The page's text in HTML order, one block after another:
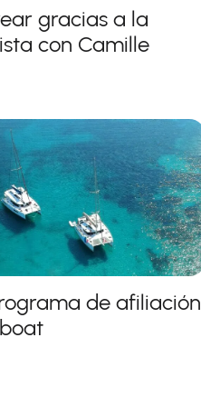
gracias a la
con Camille
de afiliación